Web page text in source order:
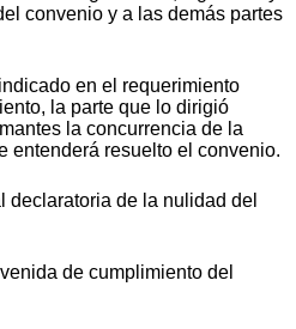
convenio y a las demás partes
en el requerimiento
la parte que lo dirigió
la concurrencia de la
entenderá resuelto el convenio.
de la nulidad del
de cumplimiento del